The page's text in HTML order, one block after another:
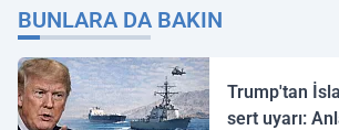
BUNLARA DA BAKIN
Trump'tan
sert uyarı: